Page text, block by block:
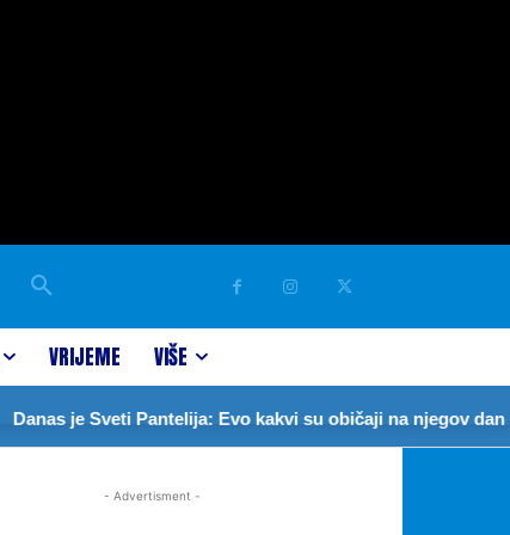
VRIJEME VIŠE
Danas je Sveti Pantelija: Evo kakvi su običaji na njegov dan
- Advertisment -